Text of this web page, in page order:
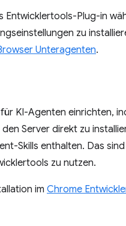
Entwicklertools-Plug-in
zu
Unteragenten.
KI-Agenten einrichten,
Server direkt zu
Skills enthalten. Das sind
zu nutzen.
im Chrome